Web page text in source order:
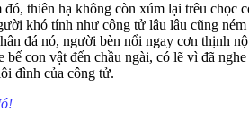
thiên hạ không còn xúm lại trêu chọc
khó tính như công tử lâu lâu cũng
đá nó, người bèn nổi ngay cơn thịnh
bế con vật đến chầu ngài, có lẽ vì đã
đình của công tử.